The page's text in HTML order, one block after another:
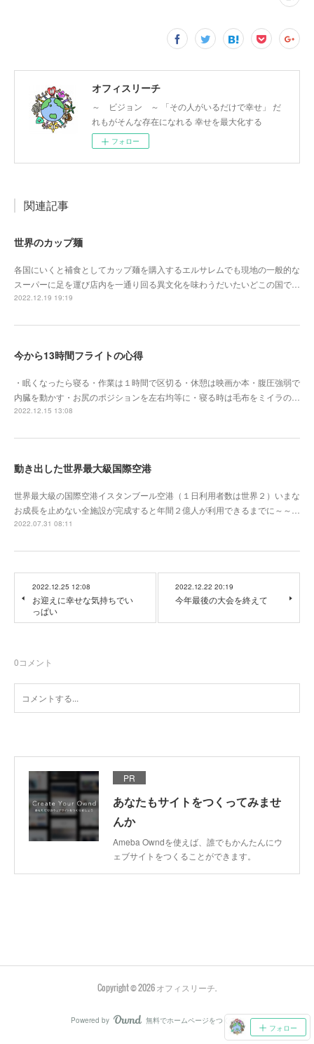
オフィスリーチ
～ ビジョン ～ 「その人がいるだけで幸せ」 だ
れもがそんな存在になれる 幸せを最大化する
フォロー
関連記事
世界のカップ麺
各国にいくと補食としてカップ麺を購入するエルサレムでも現地の一般的な
スーパーに足を運び店内を一通り回る異文化を味わうだいたいどこの国で…
2022.12.19 19:19
今から13時間フライトの心得
・眠くなったら寝る・作業は１時間で区切る・休憩は映画か本・腹圧強弱で
内臓を動かす・お尻のポジションを左右均等に・寝る時は毛布をミイラの…
2022.12.15 13:08
動き出した世界最大級国際空港
世界最大級の国際空港イスタンブール空港（１日利用者数は世界２）いまな
お成長を止めない全施設が完成すると年間２億人が利用できるまでに～～…
2022.07.31 08:11
2022.12.25 12:08
お迎えに幸せな気持ちでい
っぱい
2022.12.22 20:19
今年最後の大会を終えて
0コメント
PR
あなたもサイトをつくってみませ
んか
Ameba Owndを使えば、誰でもかんたんにウ
ェブサイトをつくることができます。
フォロー
Copyright ©2026オフィスリーチ.
Powered by AmebaOwnd
無料でホームページをつくろう